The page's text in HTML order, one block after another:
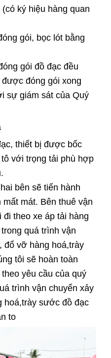
ký hiệu hàng quan
gói, bọc lót bằng
gói đồ đạc đều
đóng gói xong
sự giám sát của Quý
thiết bị được bốc
với trọng tải phù hợp
bên sẽ tiến hành
mát. Bên thuê vận
theo xe áp tải hàng
quá trình vận
đổ vỡ hàng hoá,trày
tôi sẽ hoàn toàn
yêu cầu của quý
trình vận chuyển xảy
hoá,trày sước đồ đạc
to